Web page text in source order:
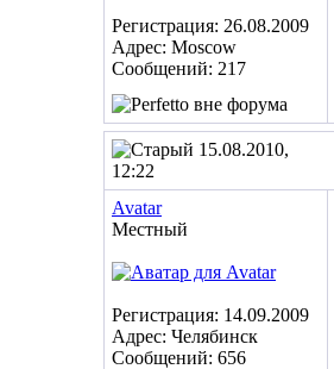
Регистрация: 26.08.2009
Адрес: Moscow
Сообщений: 217
15.08.2010,
12:22
Avatar
Местный
Регистрация: 14.09.2009
Адрес: Челябинск
Сообщений: 656